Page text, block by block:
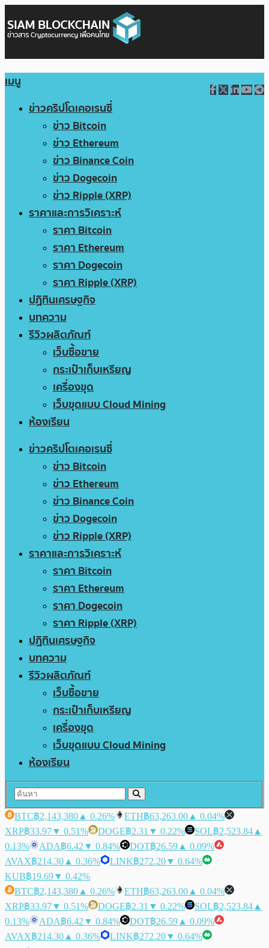
เมนู
ข่าวคริปโตเคอเรนซี่
ข่าว Bitcoin
ข่าว Ethereum
ข่าว Binance Coin
ข่าว Dogecoin
ข่าว Ripple (XRP)
ราคาและการวิเคราะห์
ราคา Bitcoin
ราคา Ethereum
ราคา Dogecoin
ราคา Ripple (XRP)
ปฏิทินเศรษฐกิจ
บทความ
รีวิวผลิตภัณฑ์
เว็บซื้อขาย
กระเป๋าเก็บเหรียญ
เครื่องขุด
เว็บขุดแบบ Cloud Mining
ห้องเรียน
ข่าวคริปโตเคอเรนซี่
ข่าว Bitcoin
ข่าว Ethereum
ข่าว Binance Coin
ข่าว Dogecoin
ข่าว Ripple (XRP)
ราคาและการวิเคราะห์
ราคา Bitcoin
ราคา Ethereum
ราคา Dogecoin
ราคา Ripple (XRP)
ปฏิทินเศรษฐกิจ
บทความ
รีวิวผลิตภัณฑ์
เว็บซื้อขาย
กระเป๋าเก็บเหรียญ
เครื่องขุด
เว็บขุดแบบ Cloud Mining
ห้องเรียน
BTC฿2,143,380 ▲ 0.26% ETH฿63,263.00 ▲ 0.04%
XRP฿33.97▼ 0.51% DOGE฿2.31 ▼ 0.22% SOL฿2,523.84 ▲
0.13%
ADA฿6.42 ▼ 0.84% DOT฿26.59 ▲ 0.09%
AVAX฿214.30 ▲ 0.36% LINK฿272.20▼ 0.64%
KUB฿19.69▼ 0.42%
BTC฿2,143,380 ▲ 0.26% ETH฿63,263.00 ▲ 0.04%
XRP฿33.97▼ 0.51% DOGE฿2.31 ▼ 0.22% SOL฿2,523.84 ▲
0.13%
ADA฿6.42 ▼ 0.84% DOT฿26.59 ▲ 0.09%
AVAX฿214.30 ▲ 0.36% LINK฿272.20▼ 0.64%